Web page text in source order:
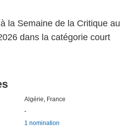
la Semaine de la Critique au
dans la catégorie court
Algérie, France
-
1 nomination